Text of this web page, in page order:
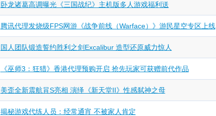
卧龙诸葛高调曝光《三国战纪》主机版多人游戏福利送
腾讯代理发烧级FPS网游《战争前线（Warface）》游民星空专区上线
国人团队锻造誓约胜利之剑Excalibur 造型还原威力惊人
《巫师3：狂猎》香港代理预购开启 抢先玩家可获赠前代作品
美歪全新震航肙S亮相 演绎《新天堂II》性感弑神之母
揭秘游戏代练人员：经常通宵 不被家人肯定